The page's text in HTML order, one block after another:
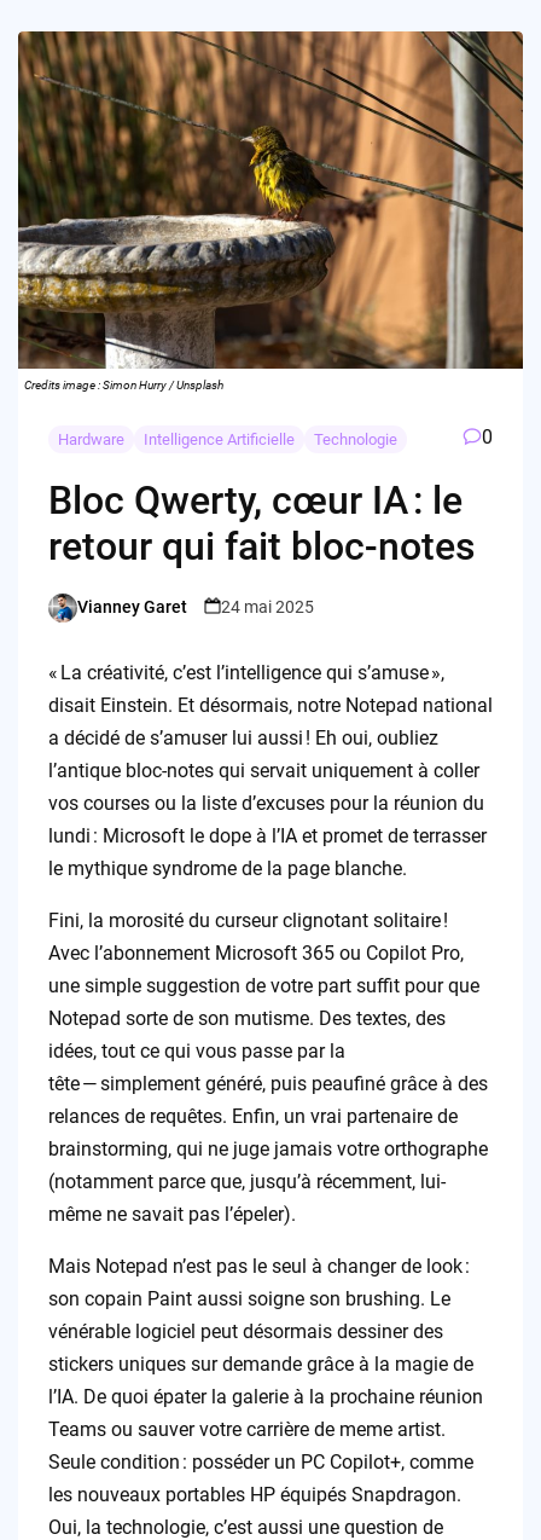
Credits image : Simon Hurry / Unsplash
Hardware Intelligence Artificielle Technologie 0
Bloc Qwerty, cœur IA : le
retour qui fait bloc-notes
Posted
Vianney Garet 24 mai 2025
« La créativité, c’est l’intelligence qui s’amuse »,
disait Einstein. Et désormais, notre Notepad national
a décidé de s’amuser lui aussi ! Eh oui, oubliez
l’antique bloc-notes qui servait uniquement à coller
vos courses ou la liste d’excuses pour la réunion du
lundi : Microsoft le dope à l’IA et promet de terrasser
le mythique syndrome de la page blanche.
Fini, la morosité du curseur clignotant solitaire !
Avec l’abonnement Microsoft 365 ou Copilot Pro,
une simple suggestion de votre part suffit pour que
Notepad sorte de son mutisme. Des textes, des
idées, tout ce qui vous passe par la
tête — simplement généré, puis peaufiné grâce à des
relances de requêtes. Enfin, un vrai partenaire de
brainstorming, qui ne juge jamais votre orthographe
(notamment parce que, jusqu’à récemment, lui-
même ne savait pas l’épeler).
Mais Notepad n’est pas le seul à changer de look :
son copain Paint aussi soigne son brushing. Le
vénérable logiciel peut désormais dessiner des
stickers uniques sur demande grâce à la magie de
l’IA. De quoi épater la galerie à la prochaine réunion
Teams ou sauver votre carrière de meme artist.
Seule condition : posséder un PC Copilot+, comme
les nouveaux portables HP équipés Snapdragon.
Oui, la technologie, c’est aussi une question de